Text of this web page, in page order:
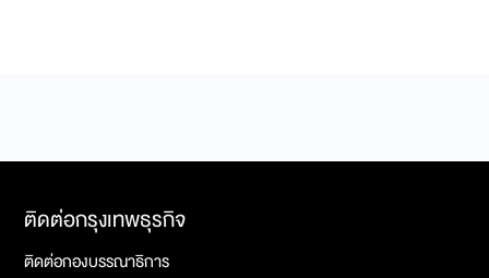
ติดต่อกรุงเทพธุรกิจ
ติดต่อกองบรรณาธิการ